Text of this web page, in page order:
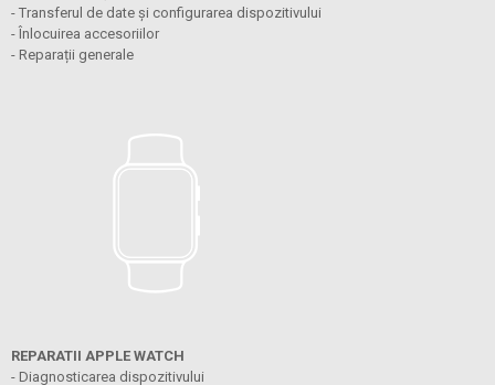
- Transferul de date și configurarea dispozitivului
- Înlocuirea accesoriilor
- Reparații generale
REPARATII APPLE WATCH
- Diagnosticarea dispozitivului